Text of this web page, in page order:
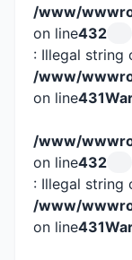
/www/
on line432
: Illegal
/www/
on line431
/www/
on line432
: Illegal
/www/
on line431